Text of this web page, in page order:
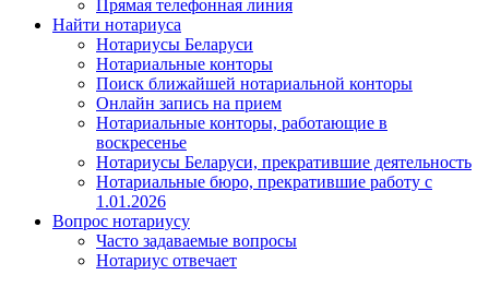
Прямая телефонная линия
Найти нотариуса
Нотариусы Беларуси
Нотариальные конторы
Поиск ближайшей нотариальной конторы
Онлайн запись на прием
Нотариальные конторы, работающие в
воскресенье
Нотариусы Беларуси, прекратившие деятельность
Нотариальные бюро, прекратившие работу с
1.01.2026
Вопрос нотариусу
Часто задаваемые вопросы
Нотариус отвечает